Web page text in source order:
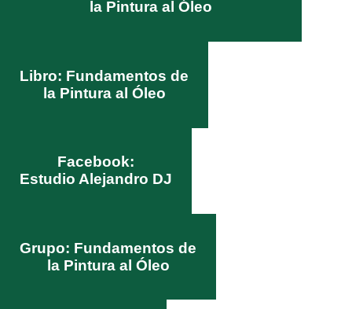
la Pintura al Óleo
Libro: Fundamentos de
la Pintura al Óleo
Facebook:
Estudio Alejandro DJ
Grupo: Fundamentos de
la Pintura al Óleo